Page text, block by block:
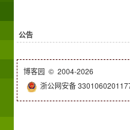
公告
博客园 © 2004-2026
浙公网安备